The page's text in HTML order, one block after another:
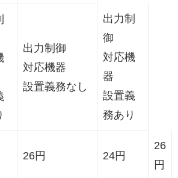
出力制御
対応機器
設置義務なし
出力制
御
対応機
器
設置義
務あり
26円 24円
26
円